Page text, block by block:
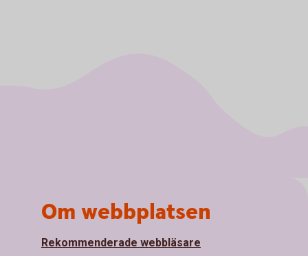
Om webbplatsen
Rekommenderade webbläsare